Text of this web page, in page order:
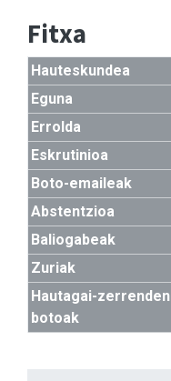
Fitxa
Hauteskundea
Eguna
Errolda
Eskrutinioa
Boto-emaileak
Abstentzioa
Baliogabeak
Zuriak
Hautagai-zerrenden
botoak